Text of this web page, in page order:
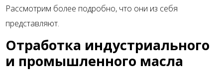
Рассмотрим более подробно, что они из себя
представляют.
Отработка индустриального
и промышленного масла